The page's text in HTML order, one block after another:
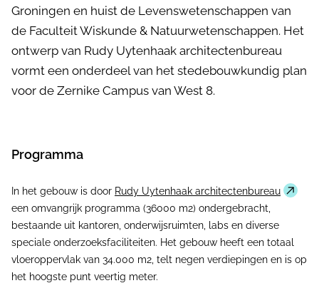
Groningen en huist de Levenswetenschappen van
de Faculteit Wiskunde & Natuurwetenschappen. Het
ontwerp van Rudy Uytenhaak architectenbureau
vormt een onderdeel van het stedebouwkundig plan
voor de Zernike Campus van West 8.
Programma
In het gebouw is door Rudy Uytenhaak architectenbureau
een omvangrijk programma (36000 m2) ondergebracht,
bestaande uit kantoren, onderwijsruimten, labs en diverse
speciale onderzoeksfaciliteiten. Het gebouw heeft een totaal
vloeroppervlak van 34.000 m2, telt negen verdiepingen en is op
het hoogste punt veertig meter.